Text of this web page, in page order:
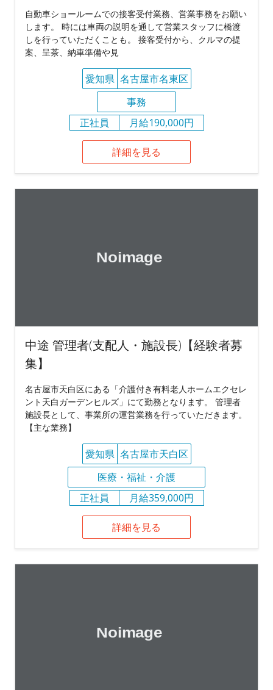
自動車ショールームでの接客受付業務、営業事務をお願い
します。 時には車両の説明を通して営業スタッフに橋渡
しを行っていただくことも。 接客受付から、クルマの提
案、呈茶、納車準備や見
愛知県 名古屋市名東区
事務
正社員
月給190,000円
詳細を見る
中途 管理者(支配人・施設長)【経験者募
集】
名古屋市天白区にある「介護付き有料老人ホームエクセレ
ント天白ガーデンヒルズ」にて勤務となります。 管理者
施設長として、事業所の運営業務を行っていただきます。
【主な業務】
愛知県 名古屋市天白区
医療・福祉・介護
正社員
月給359,000円
詳細を見る